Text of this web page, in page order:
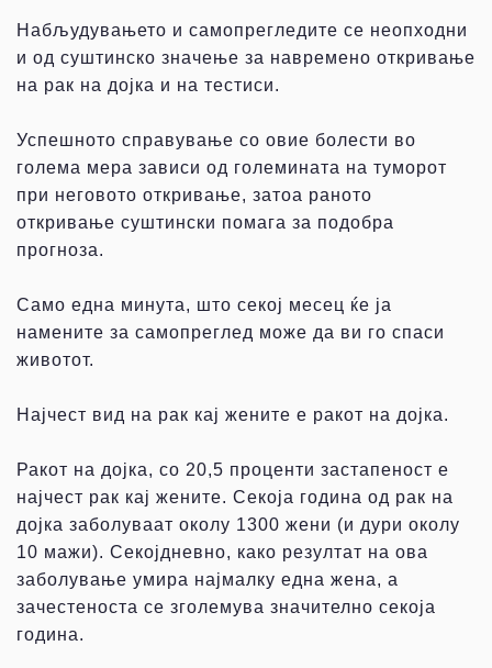
Набљудувањето и самопрегледите се неопходни
и од суштинско значење за навремено откривање
на рак на дојка и на тестиси.
Успешното справување со овие болести во
голема мера зависи од големината на туморот
при неговото откривање, затоа раното
откривање суштински помага за подобра
прогноза.
Само една минута, што секој месец ќе ја
намените за самопреглед може да ви го спаси
животот.
Најчест вид на рак кај жените е ракот на дојка.
Ракот на дојка, со 20,5 проценти застапеност е
најчест рак кај жените. Секоја година од рак на
дојка заболуваат околу 1300 жени (и дури околу
10 мажи). Секојдневно, како резултат на ова
заболување умира најмалку една жена, а
зачестеноста се зголемува значително секоја
година.